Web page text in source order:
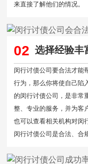
来直接了解他们的情况。
02 选择经验丰
闵行讨债公司要合法才能
行为，那么你将使自己陷
的闵行讨债公司，是非常
整、专业的服务，并为客
也可以查看相关机构对闵
闵行讨债公司是合法、合